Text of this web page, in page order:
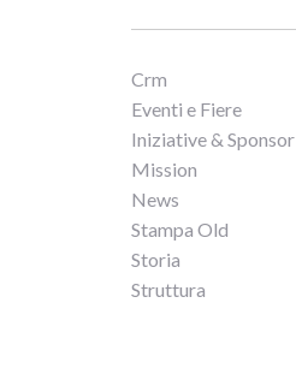
Crm
Eventi e Fiere
Iniziative & Sponsor
Mission
News
Stampa Old
Storia
Struttura